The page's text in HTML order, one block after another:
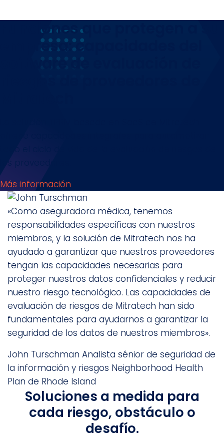
Funciones que protegen a su
empresa: capacidades del
software de evaluación de
Más información
«Como aseguradora médica, tenemos
responsabilidades específicas con nuestros
miembros, y la solución de Mitratech nos ha
ayudado a garantizar que nuestros proveedores
tengan las capacidades necesarias para
proteger nuestros datos confidenciales y reducir
nuestro riesgo tecnológico. Las capacidades de
evaluación de riesgos de Mitratech han sido
fundamentales para ayudarnos a garantizar la
seguridad de los datos de nuestros miembros».
John Turschman Analista sénior de seguridad de
la información y riesgos Neighborhood Health
Plan de Rhode Island
Soluciones a medida para
cada riesgo, obstáculo o
desafío.